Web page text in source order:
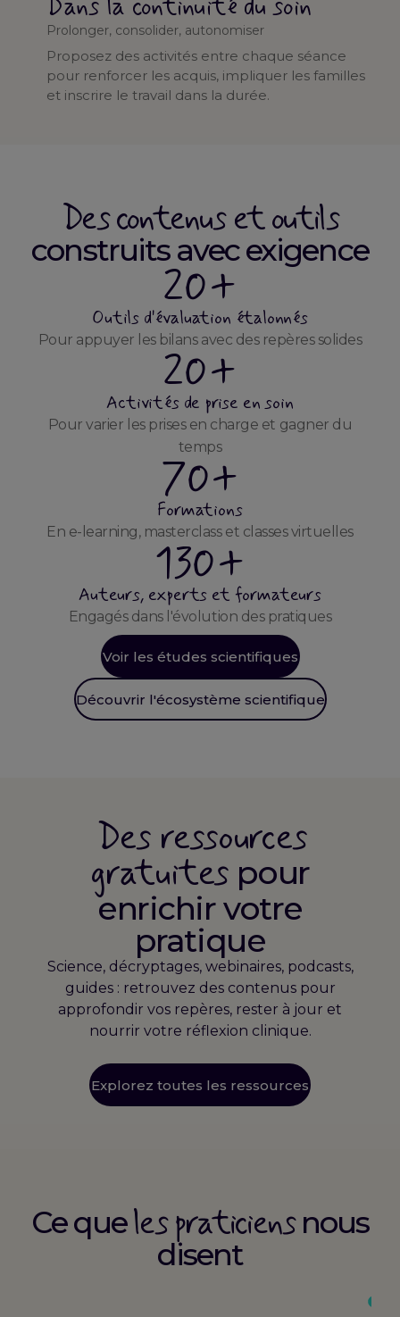
Dans la continuité du soin
Prolonger, consolider, autonomiser
Proposez des activités entre chaque séance
pour renforcer les acquis, impliquer les familles
et inscrire le travail dans la durée.
Des contenus et outils
construits avec exigence
20+
Outils d'évaluation étalonnés
Pour appuyer les bilans avec des repères solides
20+
Activités de prise en soin
Pour varier les prises en charge et gagner du
temps
70+
Formations
En e-learning, masterclass et classes virtuelles
130+
Auteurs, experts et formateurs
Engagés dans l'évolution des pratiques
Voir les études scientifiques
Découvrir l'écosystème scientifique
Des ressources
gratuites pour
enrichir votre
pratique
Science, décryptages, webinaires, podcasts,
guides : retrouvez des contenus pour
approfondir vos repères, rester à jour et
nourrir votre réflexion clinique.
Explorez toutes les ressources
Ce queles praticiensnous
disent